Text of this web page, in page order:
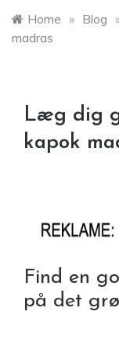
Home » Blog
madras
Læg dig
kapok
Find en
på det